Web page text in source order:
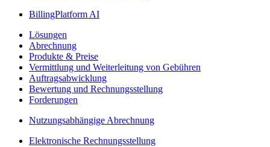
BillingPlatform AI
Lösungen
Abrechnung
Produkte & Preise
Vermittlung und Weiterleitung von Gebühren
Auftragsabwicklung
Bewertung und Rechnungsstellung
Forderungen
Nutzungsabhängige Abrechnung
Elektronische Rechnungsstellung